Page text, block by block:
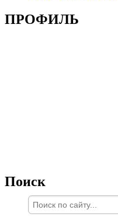
ПРОФИЛЬ
Поиск